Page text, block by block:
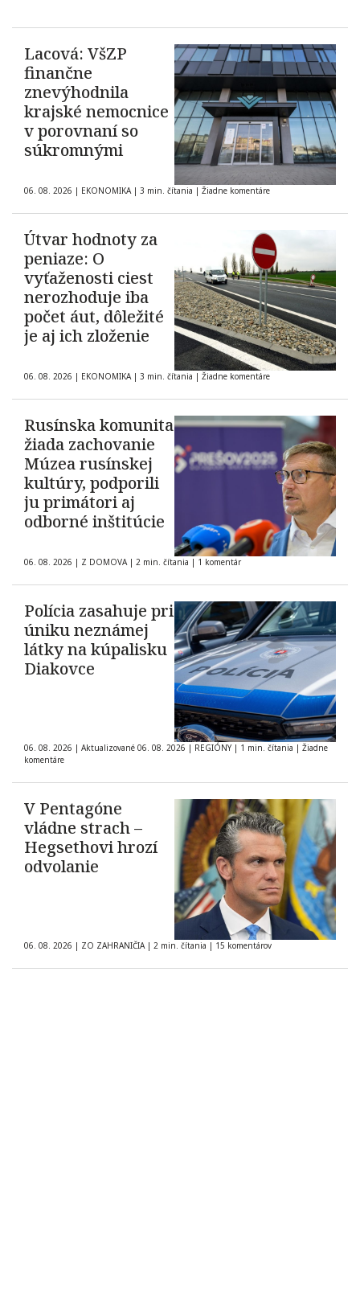
Lacová: VšZP
finančne
znevýhodnila
krajské nemocnice
v porovnaní so
súkromnými
06. 08. 2026 | EKONOMIKA | 3 min. čítania | Žiadne komentáre
Útvar hodnoty za
peniaze: O
vyťaženosti ciest
nerozhoduje iba
počet áut, dôležité
je aj ich zloženie
06. 08. 2026 | EKONOMIKA | 3 min. čítania | Žiadne komentáre
Rusínska komunita
žiada zachovanie
Múzea rusínskej
kultúry, podporili
ju primátori aj
odborné inštitúcie
06. 08. 2026 | Z DOMOVA | 2 min. čítania | 1 komentár
Polícia zasahuje pri
úniku neznámej
látky na kúpalisku
Diakovce
06. 08. 2026 | Aktualizované 06. 08. 2026 | REGIÓNY | 1 min. čítania | Žiadne
komentáre
V Pentagóne
vládne strach –
Hegsethovi hrozí
odvolanie
06. 08. 2026 | ZO ZAHRANIČIA | 2 min. čítania | 15 komentárov